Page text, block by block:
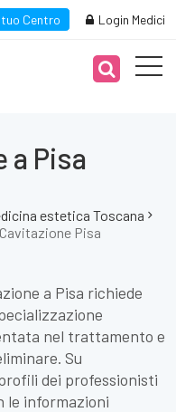
Centro Login Medici
a Pisa
estetica Toscana
Cavitazione Pisa
a Pisa richiede
nel trattamento e
Su
dei professionisti
le informazioni